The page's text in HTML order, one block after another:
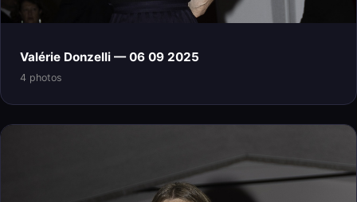
Valérie Donzelli — 06 09 2025
4 photos